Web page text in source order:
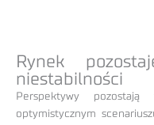
Rynek
niestabilności
Perspektywy
optymistycznym